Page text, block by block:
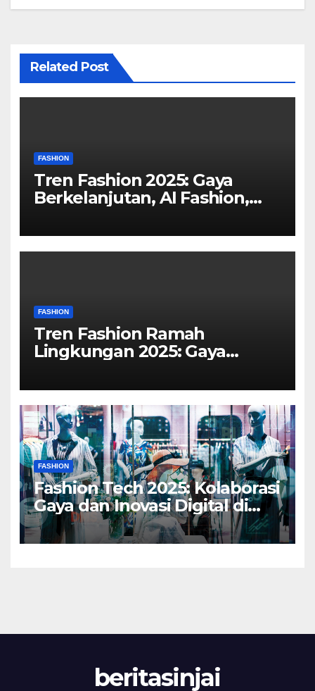
Related Post
FASHION
Tren Fashion 2025: Gaya
Berkelanjutan, AI Fashion,
FASHION
Tren Fashion Ramah
Lingkungan 2025: Gaya
FASHION
Fashion Tech 2025: Kolaborasi
Gaya dan Inovasi Digital di
Dunia Mode
beritasinjai